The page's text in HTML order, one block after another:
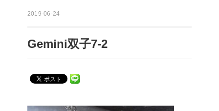
2019-06-24
Gemini双子7-2